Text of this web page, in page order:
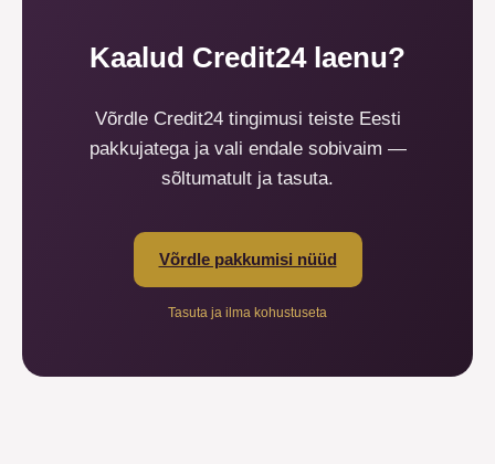
Kaalud Credit24 laenu?
Võrdle Credit24 tingimusi teiste Eesti
pakkujatega ja vali endale sobivaim —
sõltumatult ja tasuta.
Võrdle pakkumisi nüüd
Tasuta ja ilma kohustuseta